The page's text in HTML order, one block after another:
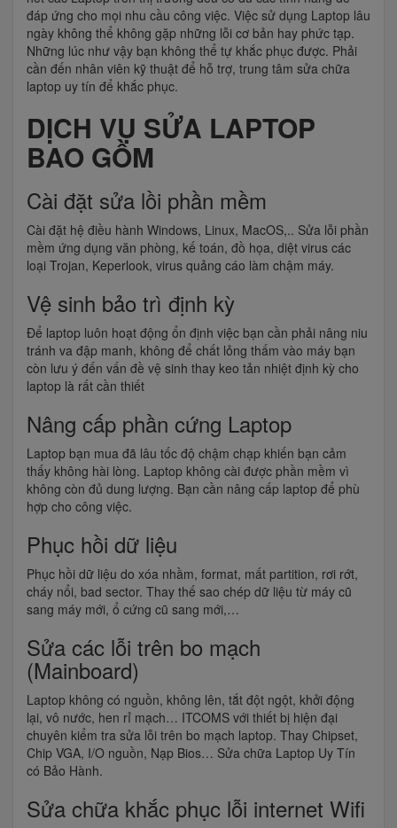
đáp ứng cho mọi nhu cầu công việc. Việc sử dụng Laptop lâu
ngày không thể không gặp những lỗi cơ bản hay phức tạp.
Những lúc như vậy bạn không thể tự khắc phục được. Phải
cần đến nhân viên kỹ thuật để hỗ trợ, trung tâm sửa chữa
laptop uy tín để khắc phục.
DỊCH VỤ SỬA LAPTOP
BAO GỒM
Cài đặt sửa lồi phần mềm
Cài đặt hệ điều hành Windows, Linux, MacOS,.. Sửa lỗi phần
mềm ứng dụng văn phòng, kế toán, đồ họa, diệt virus các
loại Trojan, Keperlook, virus quảng cáo làm chậm máy.
Vệ sinh bảo trì định kỳ
Để laptop luôn hoạt động ổn định việc bạn cần phải nâng niu
tránh va đập manh, không để chất lỏng thấm vào máy bạn
còn lưu ý đến vấn đề vệ sinh thay keo tản nhiệt định kỳ cho
laptop là rất cần thiết
Nâng cấp phần cứng Laptop
Laptop bạn mua đã lâu tốc độ chậm chạp khiến bạn cảm
thấy không hài lòng. Laptop không cài được phần mềm vì
không còn đủ dung lượng. Bạn cần nâng cấp laptop để phù
hợp cho công việc.
Phục hồi dữ liệu
Phục hồi dữ liệu do xóa nhầm, format, mất partition, rơi rớt,
cháy nổi, bad sector. Thay thế sao chép dữ liệu từ máy cũ
sang máy mới, ổ cứng cũ sang mới,…
Sửa các lỗi trên bo mạch
(Mainboard)
Laptop không có nguồn, không lên, tắt đột ngột, khởi động
lại, vô nước, hen rỉ mạch… ITCOMS với thiết bị hiện đại
chuyên kiểm tra sửa lỗi trên bo mạch laptop. Thay Chipset,
Chip VGA, I/O nguồn, Nạp Bios… Sửa chữa Laptop Uy Tín
có Bảo Hành.
Sửa chữa khắc phục lỗi internet Wifi